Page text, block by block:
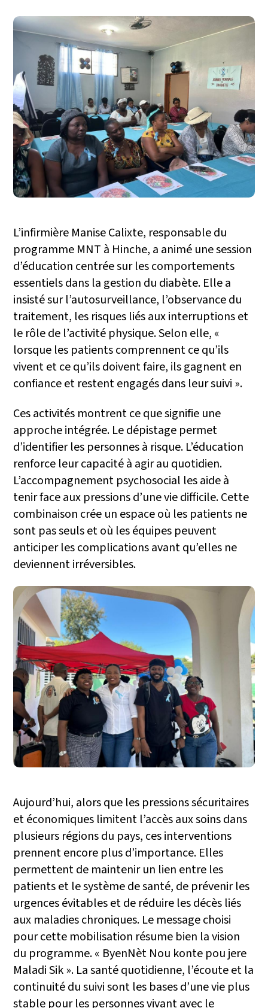
L’infirmière Manise Calixte, responsable du
programme MNT à Hinche, a animé une session
d’éducation centrée sur les comportements
essentiels dans la gestion du diabète. Elle a
insisté sur l’autosurveillance, l’observance du
traitement, les risques liés aux interruptions et
le rôle de l’activité physique. Selon elle, «
lorsque les patients comprennent ce qu’ils
vivent et ce qu’ils doivent faire, ils gagnent en
confiance et restent engagés dans leur suivi ».
Ces activités montrent ce que signifie une
approche intégrée. Le dépistage permet
d’identifier les personnes à risque. L’éducation
renforce leur capacité à agir au quotidien.
L’accompagnement psychosocial les aide à
tenir face aux pressions d’une vie difficile. Cette
combinaison crée un espace où les patients ne
sont pas seuls et où les équipes peuvent
anticiper les complications avant qu’elles ne
deviennent irréversibles.
Aujourd’hui, alors que les pressions sécuritaires
et économiques limitent l’accès aux soins dans
plusieurs régions du pays, ces interventions
prennent encore plus d’importance. Elles
permettent de maintenir un lien entre les
patients et le système de santé, de prévenir les
urgences évitables et de réduire les décès liés
aux maladies chroniques. Le message choisi
pour cette mobilisation résume bien la vision
du programme. « ByenNèt Nou konte pou jere
Maladi Sik ». La santé quotidienne, l’écoute et la
continuité du suivi sont les bases d’une vie plus
stable pour les personnes vivant avec le